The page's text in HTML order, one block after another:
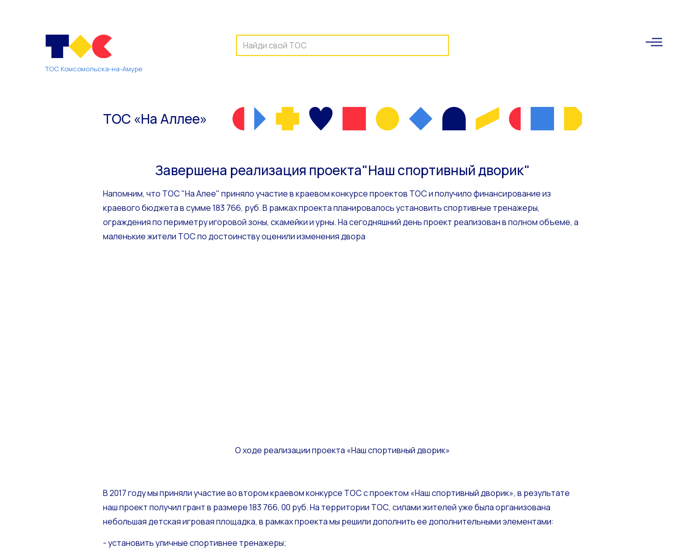
ТОС Комсомольска-на-Амуре
Что такое ТОС
Успешные практики
Новости
ТОС «На Аллее»
Завершена реализация проекта"Наш спортивный дворик"
Напомним, что ТОС "На Алее" приняло участие в краевом конкурсе проектов ТОС и получило финансирование из
краевого бюджета в сумме 183 766, руб. В рамках проекта планировалось установить спортивные тренажеры,
ограждения по периметру игоровой зоны, скамейки и урны. На сегодняшний день проект реализован в полном объеме, а
маленькие жители ТОС по достоинству оценили изменения двора
О ходе реализации проекта «Наш спортивный дворик»
В 2017 году мы приняли участие во втором краевом конкурсе ТОС с проектом «Наш спортивный дворик», в результате
наш проект получил грант в размере 183 766, 00 руб. На территории ТОС, силами жителей уже была организована
небольшая детская игровая площадка, в рамках проекта мы решили дополнить ее дополнительными элементами:
- установить уличные спортивнее тренажеры;